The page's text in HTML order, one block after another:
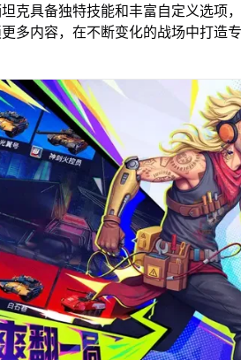
克具备独特技能和丰富自定义选项
多内容，在不断变化的战场中打造